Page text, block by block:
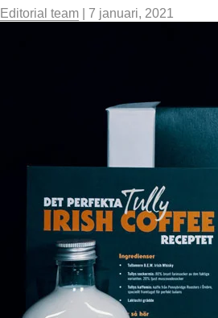
Editorial team 7 januari, 2021